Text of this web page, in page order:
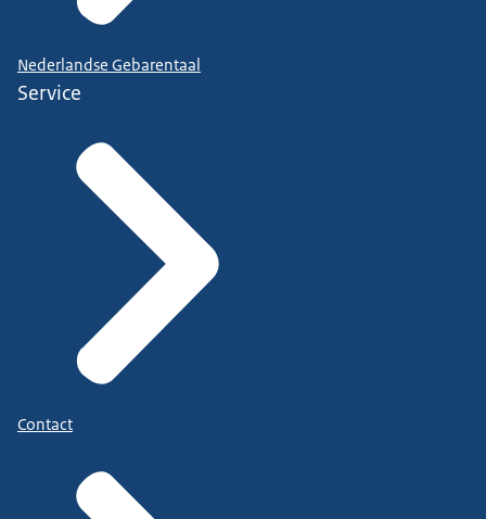
Nederlandse Gebarentaal
Service
Contact